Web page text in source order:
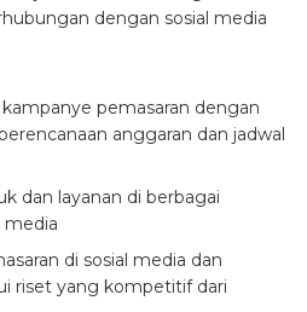
dengan sosial media
pemasaran dengan
anggaran dan jadwal
dan layanan di berbagai
media
di sosial media dan
riset yang kompetitif dari